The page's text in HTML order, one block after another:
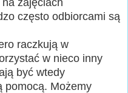
często odbiorcami są
raczkują w
w nieco inny
być wtedy
pomocą. Możemy